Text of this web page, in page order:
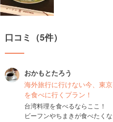
口コミ（5件）
おかもとたろう
海外旅行に行けない今、東
を食べに行くプラン！
台湾料理を食べるならここ！
ビーフンやちまきが食べたくな